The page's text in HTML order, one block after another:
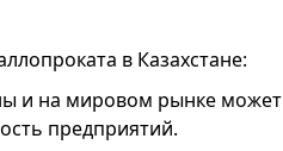
в Казахстане:
и на мировом рынке может
предприятий.